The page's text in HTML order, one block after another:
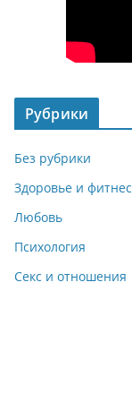
Рубрики
Без рубрики
Здоровье и фитнес
Любовь
Психология
Секс и отношения